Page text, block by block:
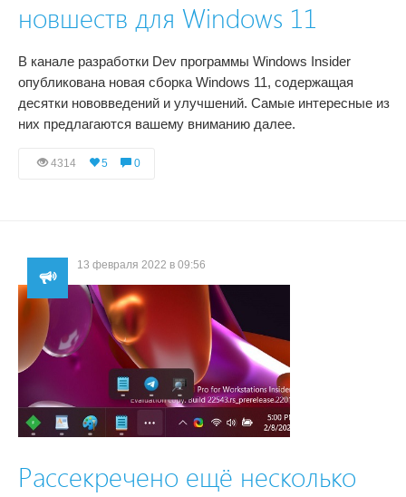
новшеств для Windows 11
В канале разработки Dev программы Windows Insider
опубликована новая сборка Windows 11, содержащая
десятки нововведений и улучшений. Самые интересные из
них предлагаются вашему вниманию далее.
4314 5 0
13 февраля 2022 в 09:56
Рассекречено ещё несколько